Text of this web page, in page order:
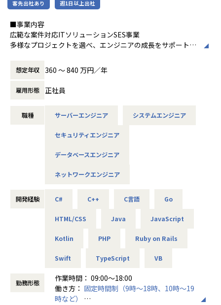
組織魅力
【Cloud steady（組織独自サイト】 組織独自の外部公開サイ
ト 「Cloud Steady」への技術情報投稿/Blog投稿で情報発信
を推進しています。当部の記事を参照いただき、お声がけを
いただくお客様も増えています。
パーソルグループでは「PALMS」というe-learningシステム
などのマネジメント知識、マーケティングや経営戦略などの
もビジネスで役に立つコンテンツを70近く用意しています。
が取り組めるよう、Udemyと法人契約を締結し600IDを確保
当社では横断的な技術・PM品質向上組織による内部講習が
ります。約270の認定資格については取得時に受験料を会社
研修／AWS研修／Oracle研修／Udemy・グロービスなどが
【多様なキャリアパスを実現】
マネジメント系だけでなく、スペシャリスト系も積極的にキ
支援等にも取り組んでおります。
値・高品質な「技術サービス」をご提供する
エンジニアリング企業であるよう精進してま
客先出社あり 週1日以上出社
■事業内容
広範な案件対応ITソリューションSES事業
多様なプロジェクトを選べ、エンジニアの成長をサポートす
契約の透明性とキャリアサポートを重視し、成長の機会を豊
富に提供しています。
【概要】
析、インフラ設計構築、自社アプリ開発など。
造・流通・通信といった希望に合ったものを選べます。案件
プロジェクト例
・スマートフォンアプリ開発
・組込システム開発
・ECサイト開発
・サーバ、ネットワーク設計構築／保守／運用
※スキルにあったフェーズからお任せしていきます。
想定年収 360 〜 840 万円／年
雇用形態 正社員
職種 サーバーエンジニア システムエンジニア
セキュリティエンジニア
データベースエンジニア
ネットワークエンジニア
開発経験 C# C++ C言語 Go
HTML/CSS Java JavaScript
Kotlin PHP Ruby on Rails
Swift TypeScript VB
勤務形態
作業時間： 09:00～18:00
働き方： 固定時間制（9時～18時、10時～19
時など）